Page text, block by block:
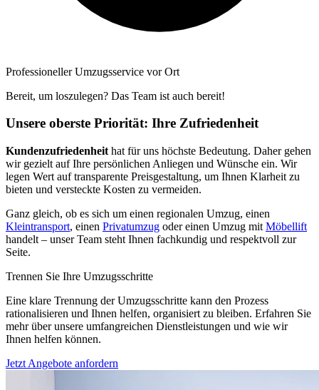
Professioneller Umzugsservice vor Ort
Bereit, um loszulegen? Das Team ist auch bereit!
Unsere oberste Priorität: Ihre Zufriedenheit
Kundenzufriedenheit hat für uns höchste Bedeutung. Daher gehen
wir gezielt auf Ihre persönlichen Anliegen und Wünsche ein. Wir
legen Wert auf transparente Preisgestaltung, um Ihnen Klarheit zu
bieten und versteckte Kosten zu vermeiden.
Ganz gleich, ob es sich um einen regionalen Umzug, einen
Kleintransport, einen Privatumzug oder einen Umzug mit Möbellift
handelt – unser Team steht Ihnen fachkundig und respektvoll zur
Seite.
Trennen Sie Ihre Umzugsschritte
Eine klare Trennung der Umzugsschritte kann den Prozess
rationalisieren und Ihnen helfen, organisiert zu bleiben. Erfahren Sie
mehr über unsere umfangreichen Dienstleistungen und wie wir
Ihnen helfen können.
Jetzt Angebote anfordern